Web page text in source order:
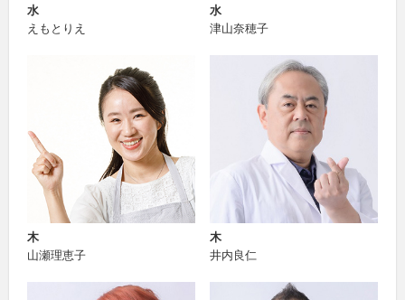
水
えもとりえ
水
津山奈穂子
木
山瀬理恵子
木
井内良仁